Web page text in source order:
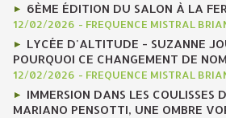
6ÈME ÉDITION DU SALON À LA
12/02/2026 - FREQUENCE MISTRAL
LYCÉE D'ALTITUDE - SUZANNE
POURQUOI CE CHANGEMENT DE
12/02/2026 - FREQUENCE MISTRAL
IMMERSION DANS LES COULISSES
MARIANO PENSOTTI, UNE OMBRE